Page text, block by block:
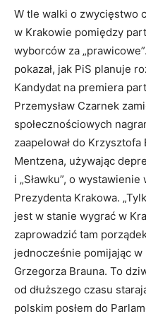
W tle walki o zwycięstwo
w Krakowie pomiędzy
wyborców za
pokazał, jak PiS planuje
Kandydat na premiera
Przemysław Czarnek
społecznościowych
zaapelował do Krzysztofa
Mentzena, używając
i „Sławku”, o
Prezydenta Krakowa.
jest w stanie wygrać w
zaprowadzić tam
jednocześnie pomijając w
Grzegorza Brauna. To
od dłuższego czasu
polskim posłem do